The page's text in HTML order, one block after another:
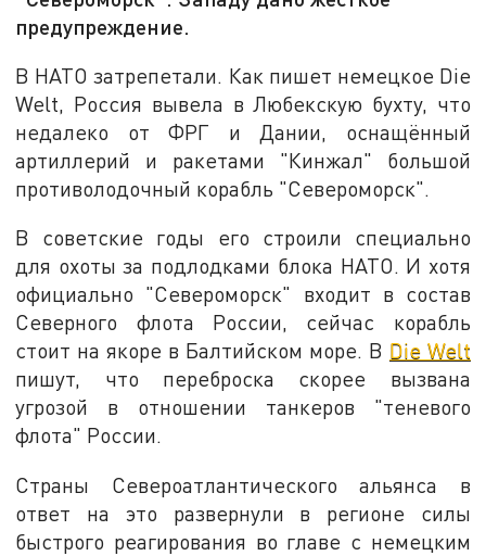
предупреждение.
В НАТО затрепетали. Как пишет немецкое Die
Welt, Россия вывела в Любекскую бухту, что
недалеко от ФРГ и Дании, оснащённый
артиллерий и ракетами "Кинжал" большой
противолодочный корабль "Североморск".
В советские годы его строили специально
для охоты за подлодками блока НАТО. И хотя
официально "Североморск" входит в состав
Северного флота России, сейчас корабль
стоит на якоре в Балтийском море. В Die Welt
пишут, что переброска скорее вызвана
угрозой в отношении танкеров "теневого
флота" России.
Страны Североатлантического альянса в
ответ на это развернули в регионе силы
быстрого реагирования во главе с немецким